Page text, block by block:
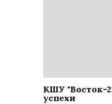
КШУ "Восток-
успехи